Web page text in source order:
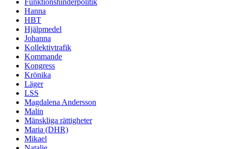
Hanna
HBT
Hjälpmedel
Johanna
Kollektivtrafik
Kommande
Kongress
Krönika
Läger
LSS
Magdalena Andersson
Malin
Mänskliga rättigheter
Maria (DHR)
Mikael